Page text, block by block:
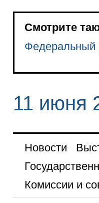
Смотрите
11 июня
Новости
Комиссии и